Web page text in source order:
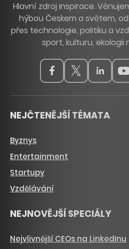
Hlavní zdroj inspirace.
hýbou Českem a světem,
přes technologie, politiku a
sport, kulturu, ekologii
NEJČTENĚJŠÍ TÉMATA
Byznys
Entertainment
Startupy
Vzdělávání
NEJNOVĚJŠÍ SPECIÁLY
Nejvlivnější CEOs na LinkedInu